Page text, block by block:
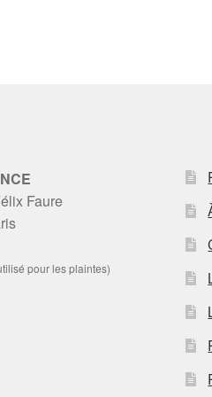
Faure
pour les plaintes)